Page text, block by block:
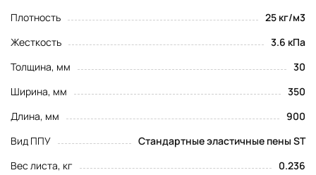
Плотность
25 кг/м3
Жесткость
3.6 кПа
Толщина, мм
30
Ширина, мм
350
Длина, мм
900
Вид ППУ
Стандартные эластичные пены ST
Вес листа, кг
0.236